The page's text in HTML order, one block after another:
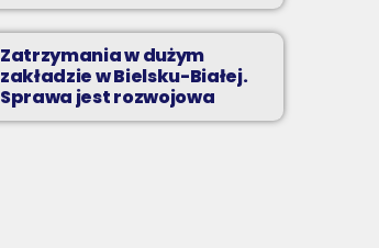
Zatrzymania w dużym
zakładzie w Bielsku-Białej.
Sprawa jest rozwojowa